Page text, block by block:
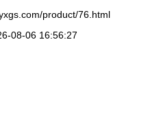
product/76.html
08-06 16:56:27